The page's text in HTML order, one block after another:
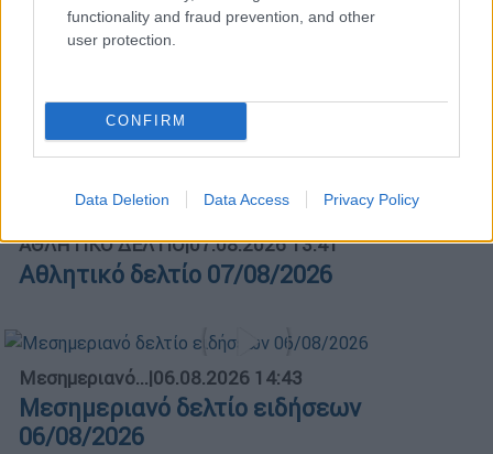
functionality and fraud prevention, and other
user protection.
CONFIRM
Data Deletion Data Access Privacy Policy
07/08/2026
Ώρα Ελλάδος...|07.08.2026 09:59
Ώρα Ελλάδος 07/08/2026
ΑΘΛΗΤΙΚΟ ΔΕΛΤΙΟ|07.08.2026 13:41
Αθλητικό δελτίο 07/08/2026
Μεσημεριανό...|06.08.2026 14:43
Μεσημεριανό δελτίο ειδήσεων
06/08/2026